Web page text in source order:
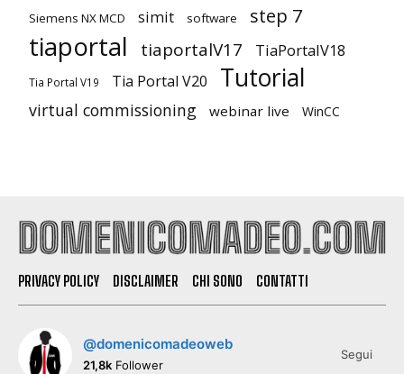
Siemens NX MCD simit software step 7
tiaportal tiaportalV17 TiaPortalV18
Tia Portal V19 Tia Portal V20 Tutorial
virtual commissioning webinar live WinCC
PRIVACY POLICY DISCLAIMER CHI SONO CONTATTI
@domenicomadeoweb
21,8k Follower
Segui